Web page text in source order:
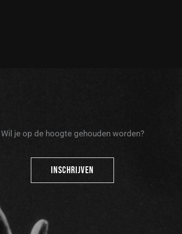
Wil je op de hoogte gehouden worden?
INSCHRIJVEN